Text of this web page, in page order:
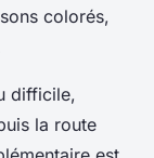
colorés,
difficile,
la route